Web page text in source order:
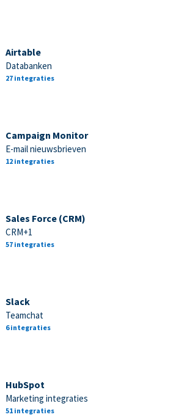
Airtable
Databanken
27 integraties
Campaign Monitor
E-mail nieuwsbrieven
12 integraties
Sales Force (CRM)
CRM+1
57 integraties
Slack
Teamchat
6 integraties
HubSpot
Marketing integraties
51 integraties